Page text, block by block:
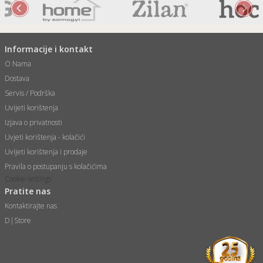
Informacije i kontakt
O Nama
Dostava
Servis / Podrška
Uvijeti korištenja
Izjava o privatnosti
Uvjeti korištenja - kolačići
Uvijeti korištenja i prodaje
Pravila o postupanju s kolačićima
Cookie settings
Pratite nas
Kontaktirajte nas
D|Store